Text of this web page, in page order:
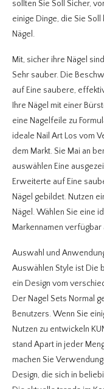
sollten Sie Soll Sicher,
einige Dinge, die Sie
Nägel.
Mit, sicher ihre Nägel
Sehr sauber. Die
auf Eine saubere,
Ihre Nägel mit einer
eine Nagelfeile zu
ideale Nail Art Los vom
dem Markt. Sie Mai an
auswählen Eine
Erweiterte auf Eine
Nägel gebildet. Nutzen
Nägel. Wählen Sie eine
Markennamen
Auswahl und
Auswählen Style ist Die
ein Design vom
Der Nagel Sets Normal
Benutzers. Wenn Sie
Nutzen zu entwickeln
stand Apart in jeder
machen Sie Verwendung
Design, die sich in